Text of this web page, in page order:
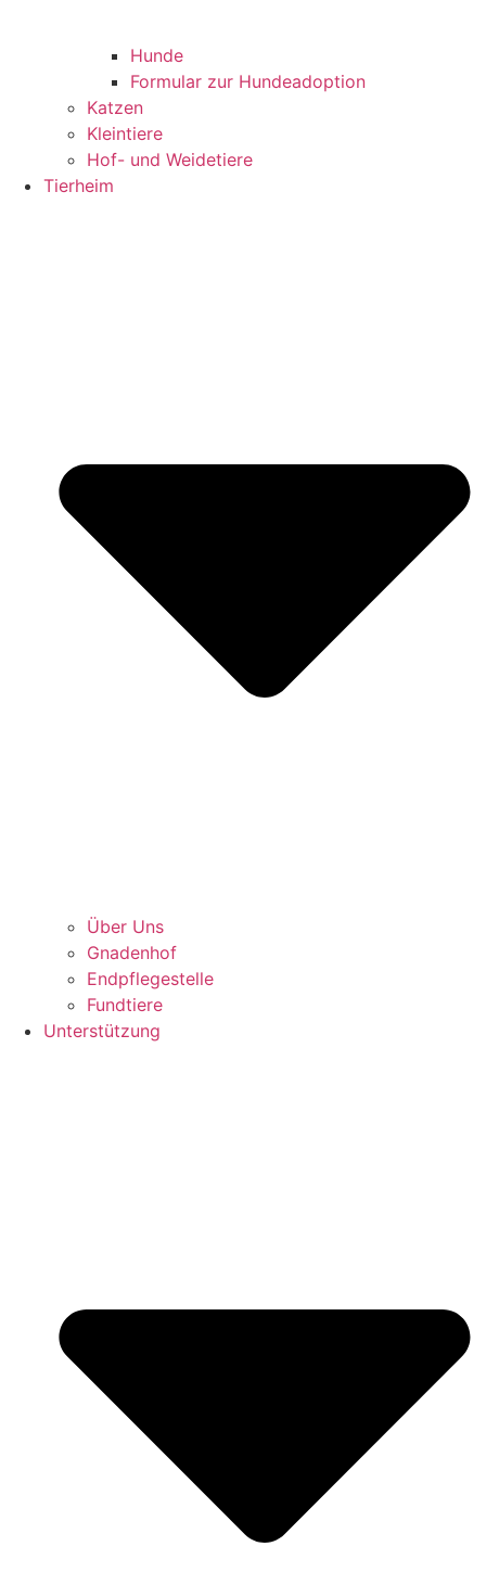
Hunde
Formular zur Hundeadoption
Katzen
Kleintiere
Hof- und Weidetiere
Tierheim
Über Uns
Gnadenhof
Endpflegestelle
Fundtiere
Unterstützung